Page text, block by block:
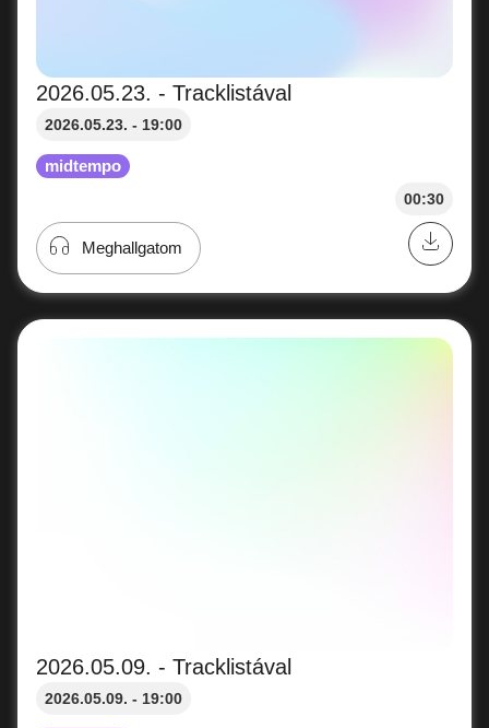
2026.05.23. - Tracklistával
2026.05.23. - 19:00
midtempo
00:30
Meghallgatom
2026.05.09. - Tracklistával
2026.05.09. - 19:00